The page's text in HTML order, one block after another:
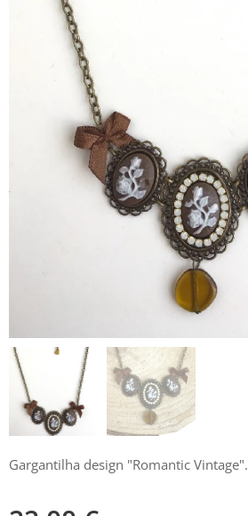
Gargantilha design "Romantic Vintage".